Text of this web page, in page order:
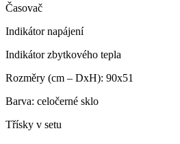
Časovač
Indikátor napájení
Indikátor zbytkového tepla
Rozměry (cm – DxH): 90x51
Barva: celočerné sklo
Třísky v setu